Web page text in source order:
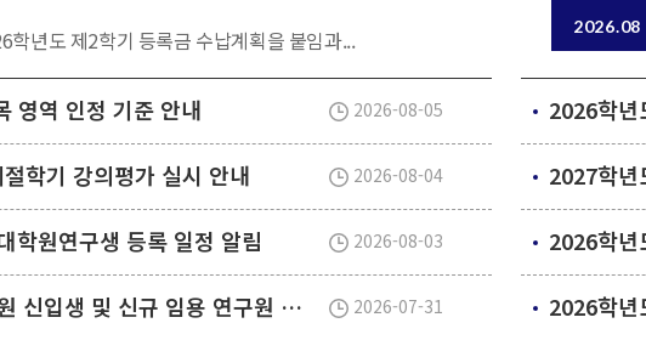
학년도 제2학기 등록금 수납계획을 붙임과...
영역 인정 기준 안내 2026-08-05
학기 강의평가 실시 안내 2026-08-04
학원연구생 등록 일정 알림 2026-08-03
2026년 2학기 대학원 신입생 및 신규 임용 연구원 안전환경교육(신규교육) 실시 안내 2026-07-31
2026.08
2026학년